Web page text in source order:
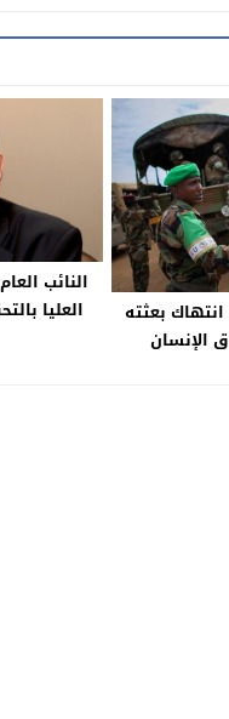
انتهاك بعثته
الإنسان
النائب
العليا